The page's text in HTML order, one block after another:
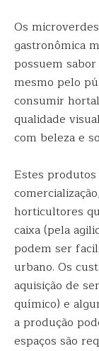
Os
gastronômica
possuem
mesmo pelo
consumir
qualidade
com beleza e
Estes
horticultores
caixa (pela
podem ser
urbano. Os
aquisição de
químico) e
a produção
espaços são